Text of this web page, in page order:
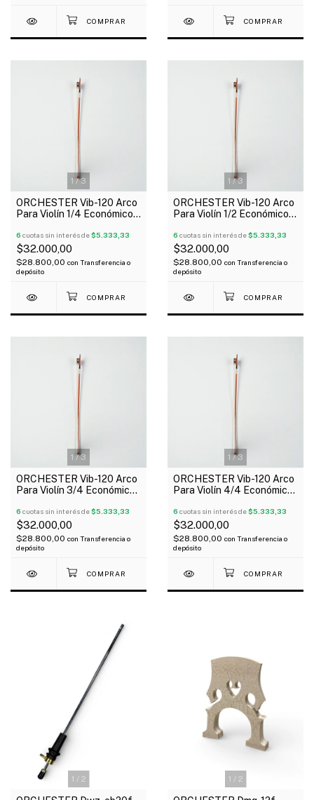
1 /3
ORCHESTER Vib-120 Arco
Para Violín 1/4 Económico
6 cuotas sin interés de$5.333,33
$32.000,00
$28.800,00 con Transferencia o
depósito
1 /3
ORCHESTER Vib-120 Arco
Para Violín 1/2 Económico
6 cuotas sin interés de$5.333,33
$32.000,00
$28.800,00 con Transferencia o
depósito
1 /3
ORCHESTER Vib-120 Arco
Para Violín 3/4 Económico
6 cuotas sin interés de$5.333,33
$32.000,00
$28.800,00 con Transferencia o
depósito
1 /3
ORCHESTER Vib-120 Arco
Para Violín 4/4 Económico
6 cuotas sin interés de$5.333,33
$32.000,00
$28.800,00 con Transferencia o
depósito
1 / 2 1 / 2